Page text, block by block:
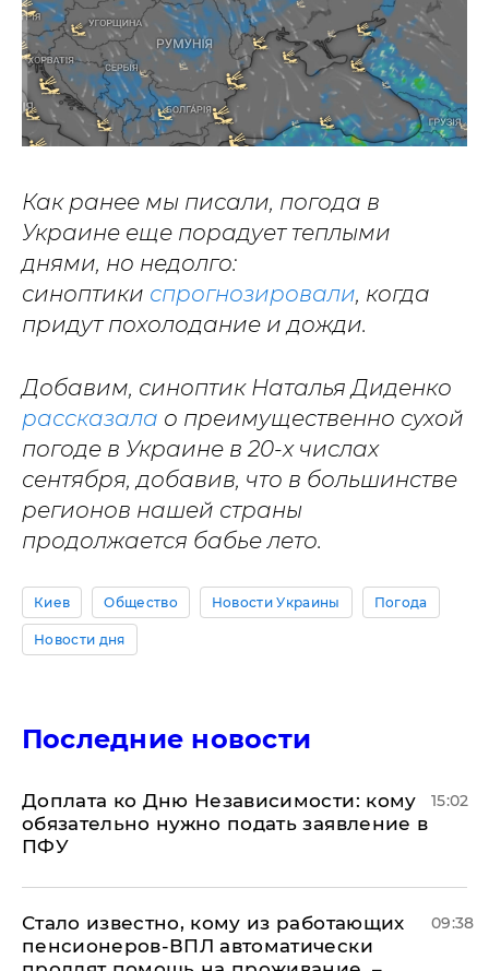
Как ранее мы писали, погода в
Украине еще порадует теплыми
днями, но недолго:
синоптики спрогнозировали, когда
придут похолодание и дожди.
Добавим, синоптик Наталья Диденко
рассказала о преимущественно сухой
погоде в Украине в 20-х числах
сентября, добавив, что в большинстве
регионов нашей страны
продолжается бабье лето.
Киев Общество Новости Украины Погода
Новости дня
Последние новости
Доплата ко Дню Независимости: кому
обязательно нужно подать заявление в
ПФУ
15:02
Стало известно, кому из работающих
пенсионеров-ВПЛ автоматически
09:38